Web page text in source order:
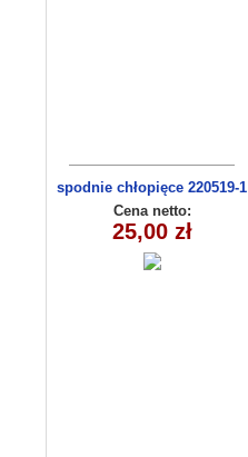
spodnie chłopięce 220519-1
(1-6) 5szt
Cena netto:
25,00 zł